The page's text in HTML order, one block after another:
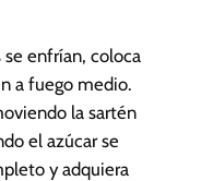
enfrían, coloca
a fuego medio.
la sartén
el azúcar se
y adquiera